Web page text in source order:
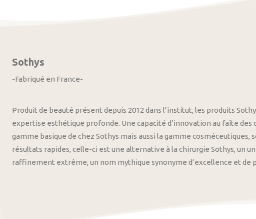
Sothys
-Fabriqué en France-
Produit de beauté présent depuis 2012 dans l’institut, les produits
expertise esthétique profonde. Une capacité d’innovation au faîte
gamme basique de chez Sothys mais aussi la gamme
résultats rapides, celle-ci est une alternative à la chirurgie Sothys, un
raffinement extrême, un nom mythique synonyme d’excellence et de